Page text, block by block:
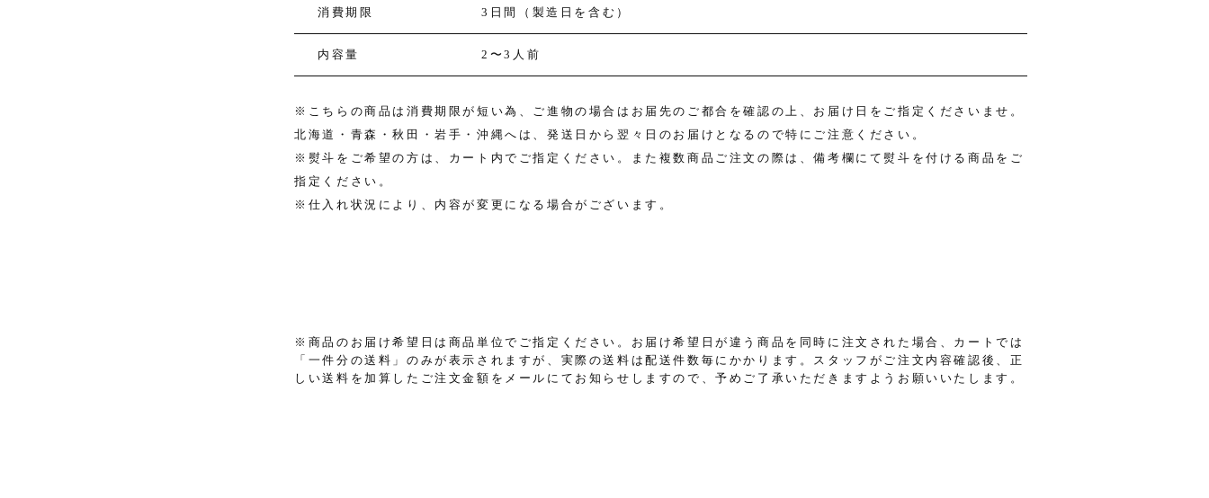
消費期限 3日間（製造日を含む）
内容量 2〜3人前
※こちらの商品は消費期限が短い為、ご進物の場合はお届先のご都合を確認の上、お届け日をご指定くださいませ。
北海道・青森・秋田・岩手・沖縄へは、発送日から翌々日のお届けとなるので特にご注意ください。
※熨斗をご希望の方は、カート内でご指定ください。また複数商品ご注文の際は、備考欄にて熨斗を付ける商品をご
指定ください。
※仕入れ状況により、内容が変更になる場合がございます。
※商品のお届け希望日は商品単位でご指定ください。お届け希望日が違う商品を同時に注文された場合、カートでは
「一件分の送料」のみが表示されますが、実際の送料は配送件数毎にかかります。スタッフがご注文内容確認後、正
しい送料を加算したご注文金額をメールにてお知らせしますので、予めご了承いただきますようお願いいたします。